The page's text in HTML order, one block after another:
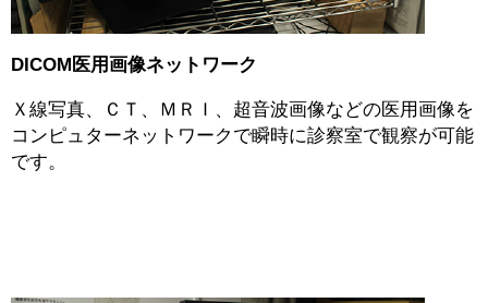
DICOM医用画像ネットワーク
Ｘ線写真、ＣＴ、ＭＲＩ、超音波画像などの医用画像を
コンピュターネットワークで瞬時に診察室で観察が可能
です。